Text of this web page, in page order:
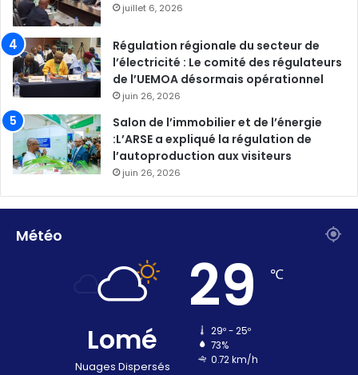
juillet 6, 2026
Régulation régionale du secteur de
l’électricité : Le comité des régulateurs
de l’UEMOA désormais opérationnel
juin 26, 2026
Salon de l’immobilier et de l’énergie
:L’ARSE a expliqué la régulation de
l’autoproduction aux visiteurs
juin 26, 2026
Météo
Lomé
Nuages Dispersés
29 ℃
29º - 25º
73%
0.72 km/h